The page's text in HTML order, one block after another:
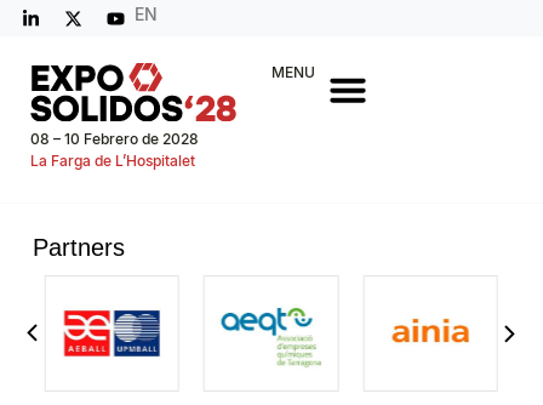
EN
08 – 10 Febrero de 2028
La Farga de L’Hospitalet
MENU
Partners